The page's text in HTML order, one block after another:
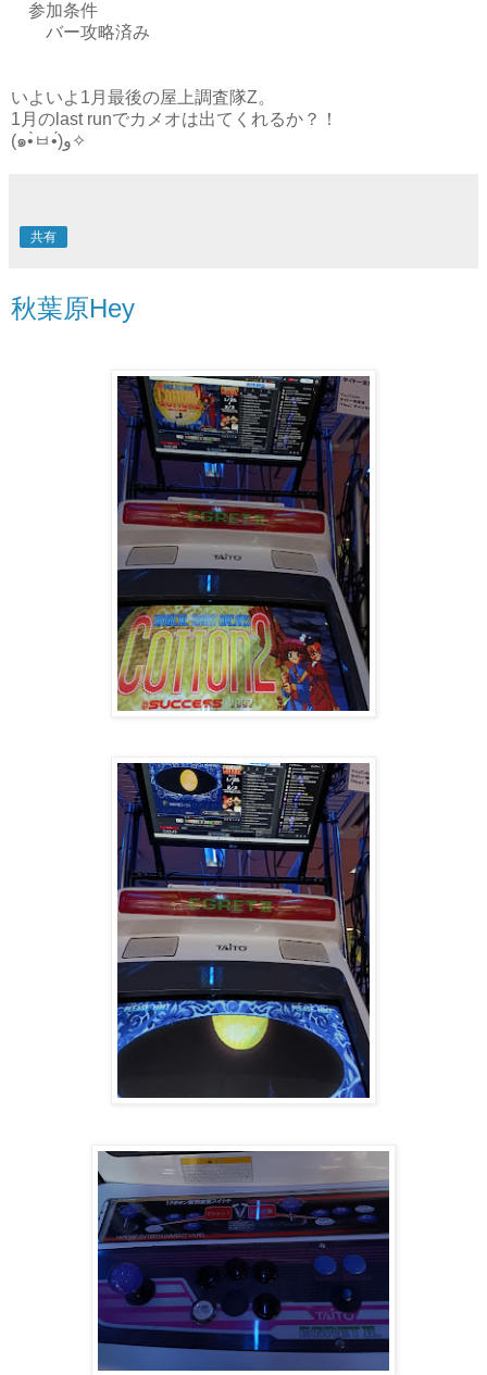
参加条件
バー攻略済み
いよいよ1月最後の屋上調査隊Z。
1月のlast runでカメオは出てくれるか？！
(๑•̀ㅂ•́)و✧
共有
秋葉原Hey